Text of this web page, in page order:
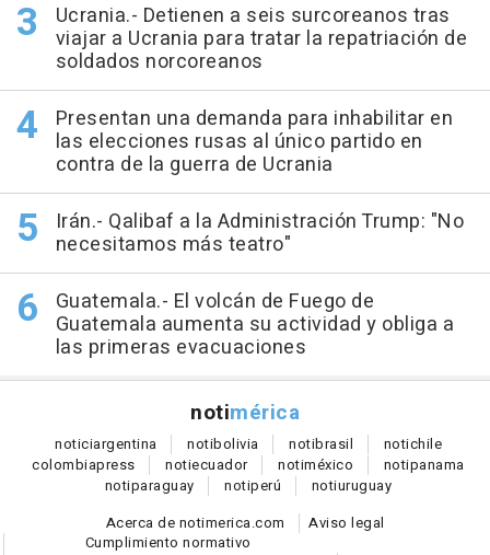
Ucrania.- Detienen a seis surcoreanos tras
viajar a Ucrania para tratar la repatriación de
soldados norcoreanos
Presentan una demanda para inhabilitar en
las elecciones rusas al único partido en
contra de la guerra de Ucrania
Irán.- Qalibaf a la Administración Trump: "No
necesitamos más teatro"
Guatemala.- El volcán de Fuego de
Guatemala aumenta su actividad y obliga a
las primeras evacuaciones
notimérica
noticiargentina notibolivia notibrasil notichile
colombiapress notiecuador notiméxico notipanama
notiparaguay notiperú notiuruguay
Acerca de notimerica.com
Aviso legal
Cumplimiento normativo